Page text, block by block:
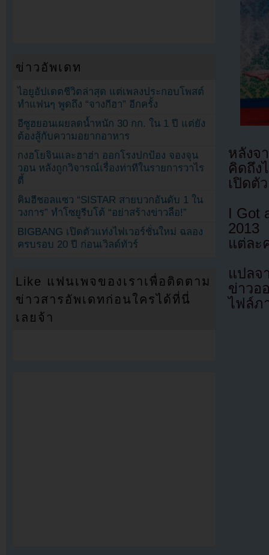
หลังจ
คิดถึง
เปิดตั
I Got
2013
แต่ละ
แปลจ
ข่าวอ
ไฟล์ภ
ข่าวอัพเดท
ไอยูอัปเดตชีวิตล่าสุด แต่เพลงประกอบโพสต์
ทำแฟนๆ พูดถึง “จางกีฮา” อีกครั้ง
อีซูฮยอนเผยลดน้ำหนัก 30 กก. ใน 1 ปี แต่ยัง
ต้องสู้กับความอยากอาหาร
กงฮโยจินและฮาฮ่า ออกโรงปกป้อง จองจุน
วอน หลังถูกวิจารณ์เรื่องท่าทีในรายการวาไร
ตี้
คิมฮีชอลแซว “SISTAR สายบวกอันดับ 1 ใน
วงการ” ทำโซยูรีบโต้ “อย่าสร้างข่าวลือ!”
BIGBANG เปิดตัวแท่งไฟเวอร์ชั่นใหม่ ฉลอง
ครบรอบ 20 ปี ก่อนเวิลด์ทัวร์
Like แฟนเพจของเราเพื่อติดตาม
ข่าวสารอัพเดทก่อนใครได้ที่นี่
เลยจ้า